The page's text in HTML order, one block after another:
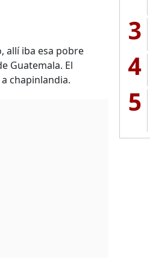
allí iba esa pobre
Guatemala. El
chapinlandia.
3
4
5